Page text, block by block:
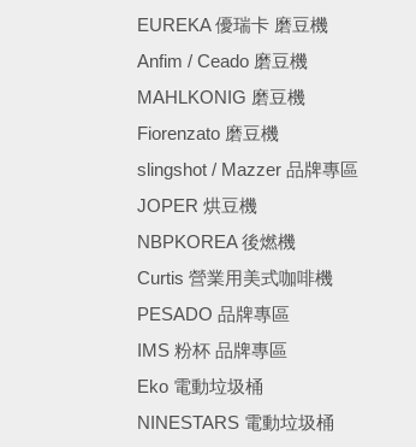
EUREKA 優瑞卡 磨豆機
Anfim / Ceado 磨豆機
MAHLKONIG 磨豆機
Fiorenzato 磨豆機
slingshot / Mazzer 品牌專區
JOPER 烘豆機
NBPKOREA 後燃機
Curtis 營業用美式咖啡機
PESADO 品牌專區
IMS 粉杯 品牌專區
Eko 電動垃圾桶
NINESTARS 電動垃圾桶